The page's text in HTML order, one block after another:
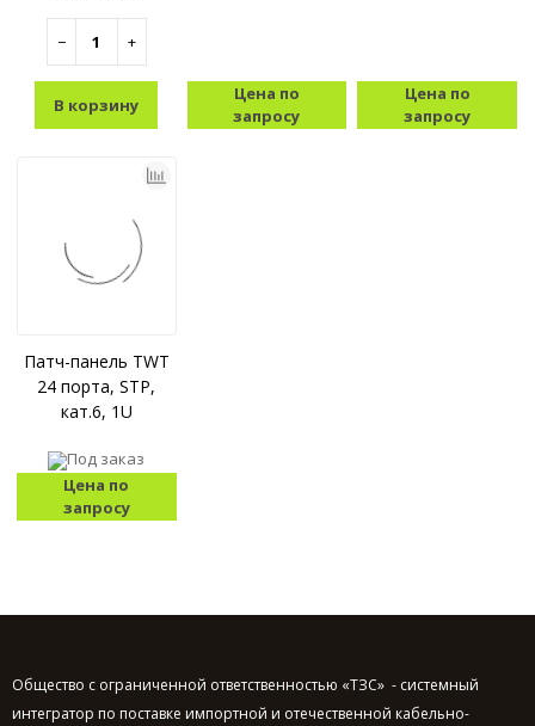
− +
В корзину
Цена по
запросу
Цена по
запросу
Патч-панель TWT
24 порта, STP,
кат.6, 1U
Под заказ
Цена по
запросу
Общество с ограниченной ответственностью «ТЗС» - системный
интегратор по поставке импортной и отечественной кабельно-